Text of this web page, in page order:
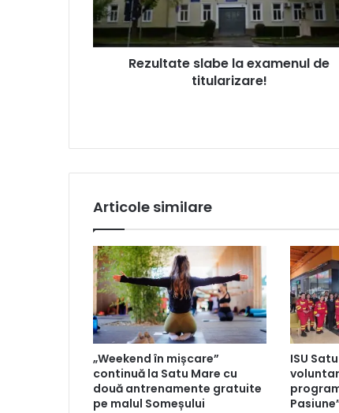
Rezultate slabe la examenul de
titularizare!
Articole similare
„Weekend în mișcare”
continuă la Satu Mare cu
două antrenamente gratuite
pe malul Someșului
ISU